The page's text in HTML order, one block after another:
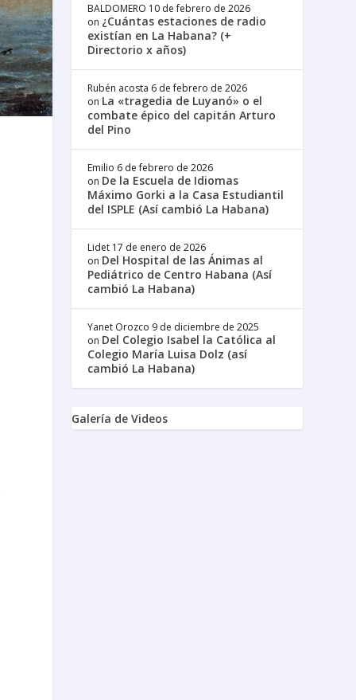
BALDOMERO 10 de febrero de 2026
on ¿Cuántas estaciones de radio
existían en La Habana? (+
Directorio x años)
Rubén acosta 6 de febrero de 2026
on La «tragedia de Luyanó» o el
combate épico del capitán Arturo
del Pino
Emilio 6 de febrero de 2026
on De la Escuela de Idiomas
Máximo Gorki a la Casa Estudiantil
del ISPLE (Así cambió La Habana)
Lidet 17 de enero de 2026
on Del Hospital de las Ánimas al
Pediátrico de Centro Habana (Así
cambió La Habana)
Yanet Orozco 9 de diciembre de 2025
on Del Colegio Isabel la Católica al
Colegio María Luisa Dolz (así
cambió La Habana)
Galería de Videos